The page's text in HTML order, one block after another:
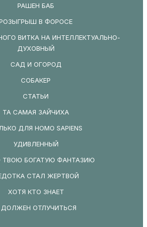
РАШЕН БАБ
В ФОРОСЕ
ВИТКА НА ИНТЕЛЛЕКТУАЛЬНО-
ДУХОВНЫЙ
САД И ОГОРОД
СОБАКЕР
СТАТЬИ
ТА САМАЯ ЗАЙЧИХА
ДЛЯ HOMO SAPIENS
УДИВЛЕННЫЙ
ТВОЮ БОГАТУЮ ФАНТАЗИЮ
СТАЛ ЖЕРТВОЙ
ХОТЯ КТО ЗНАЕТ
ДОЛЖЕН ОТЛУЧИТЬСЯ